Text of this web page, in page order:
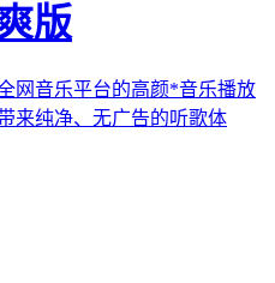
版
网音乐平台的高颜*音乐播放
来纯净、无广告的听歌体